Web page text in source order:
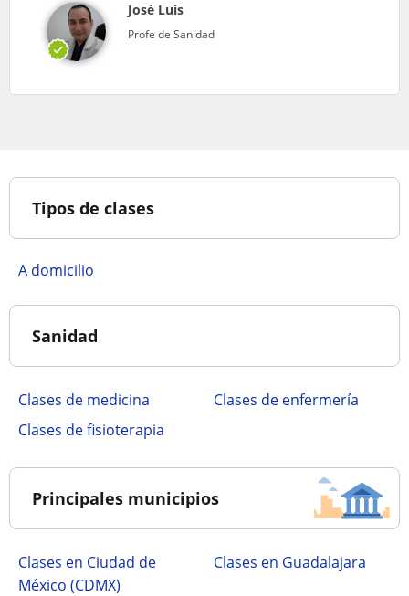
José Luis
Profe de Sanidad
Tipos de clases
A domicilio
Sanidad
Clases de medicina
Clases de enfermería
Clases de fisioterapia
Principales municipios
Clases en Ciudad de
México (CDMX)
Clases en Guadalajara